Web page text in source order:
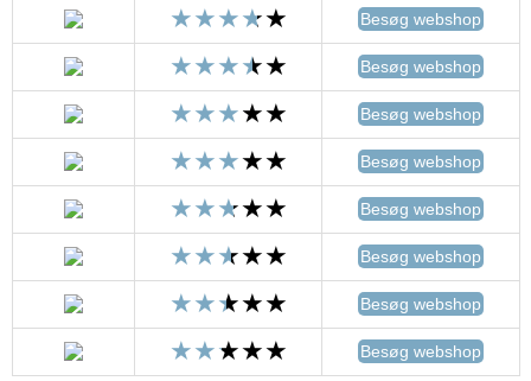
Besøg webshop
Besøg webshop
Besøg webshop
Besøg webshop
Besøg webshop
Besøg webshop
Besøg webshop
Besøg webshop